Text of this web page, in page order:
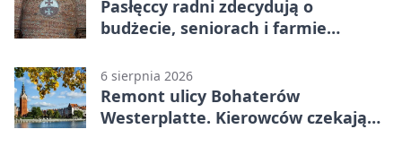
Pasłęccy radni zdecydują o
budżecie, seniorach i farmie
6 sierpnia 2026
Remont ulicy Bohaterów
Westerplatte. Kierowców czekają